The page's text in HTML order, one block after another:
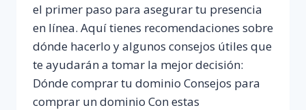
el primer paso para asegurar tu presencia
en línea. Aquí tienes recomendaciones sobre
dónde hacerlo y algunos consejos útiles que
te ayudarán a tomar la mejor decisión:
Dónde comprar tu dominio Consejos para
comprar un dominio Con estas